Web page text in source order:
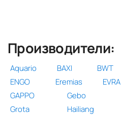
Производители:
Aquario BAXI BWT
ENGO
Eremias EVRA
GAPPO
Gebo
Grota
Hailiang